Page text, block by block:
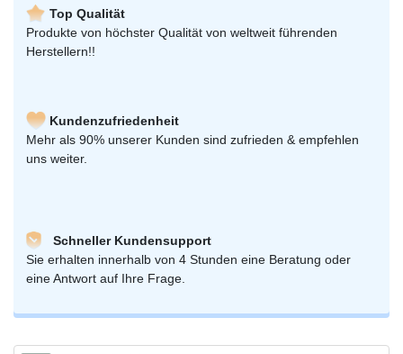
Top Qualität
Produkte von höchster Qualität von weltweit führenden
Herstellern!!
Kundenzufriedenheit
Mehr als 90% unserer Kunden sind zufrieden & empfehlen
uns weiter.
Schneller Kundensupport
Sie erhalten innerhalb von 4 Stunden eine Beratung oder
eine Antwort auf Ihre Frage.